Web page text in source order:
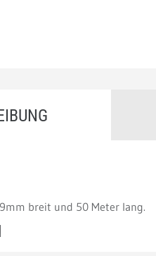
breit und 50 Meter lang.